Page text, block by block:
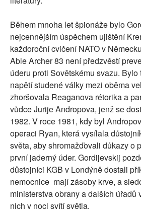
Během mnoha let špionáže bylo
nejcennějším úspěchem ujištění
každoroční cvičení NATO v
Able Archer 83 není předzvěstí
úderu proti Sovětskému svazu.
napětí studené války mezi oběma
zhoršovala Reaganova rétorika a
vůdce Jurije Andropova, jenž se
1982. V roce 1981, kdy byl
operaci Ryan, která vysílala
světa, aby shromažďovali důkazy o
první jaderný úder. Gordijevskij
důstojníci KGB v Londýně dostali
nemocnice mají zásoby krve, a
ministerstva obrany a dalších úřadů
nich v noci svítí světla.